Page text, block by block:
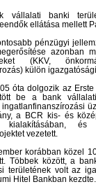
vállalati banki
ellátása mellett
pénzügyi
azonban
(KKV,
külön
óta dolgozik az
be a bank
a BCR kis- és
kialakításában, és
vezetett.
korábban közel
Többek között, a
területének volt az
Hitel Bankban kezdte.